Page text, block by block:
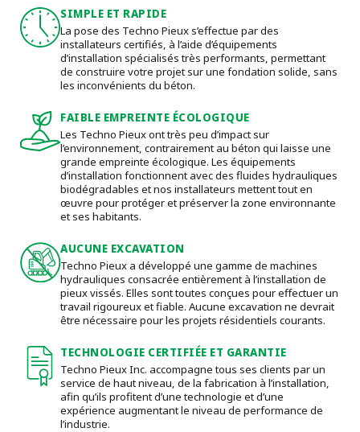
SIMPLE ET RAPIDE
La pose des Techno Pieux s’effectue par des
installateurs certifiés, à l’aide d’équipements
d’installation spécialisés très performants, permettant
de construire votre projet sur une fondation solide, sans
les inconvénients du béton.
FAIBLE EMPREINTE ÉCOLOGIQUE
Les Techno Pieux ont très peu d’impact sur
l’environnement, contrairement au béton qui laisse une
grande empreinte écologique. Les équipements
d’installation fonctionnent avec des fluides hydrauliques
biodégradables et nos installateurs mettent tout en
œuvre pour protéger et préserver la zone environnante
et ses habitants.
AUCUNE EXCAVATION
Techno Pieux a développé une gamme de machines
hydrauliques consacrée entièrement à l’installation de
pieux vissés. Elles sont toutes conçues pour effectuer un
travail rigoureux et fiable. Aucune excavation ne devrait
être nécessaire pour les projets résidentiels courants.
TECHNOLOGIE CERTIFIÉE ET GARANTIE
Techno Pieux Inc. accompagne tous ses clients par un
service de haut niveau, de la fabrication à l’installation,
afin qu’ils profitent d’une technologie et d’une
expérience augmentant le niveau de performance de
l’industrie.